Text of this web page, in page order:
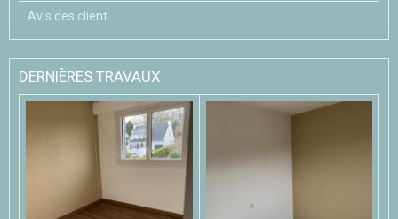
Avis des client
DERNIÈRES TRAVAUX